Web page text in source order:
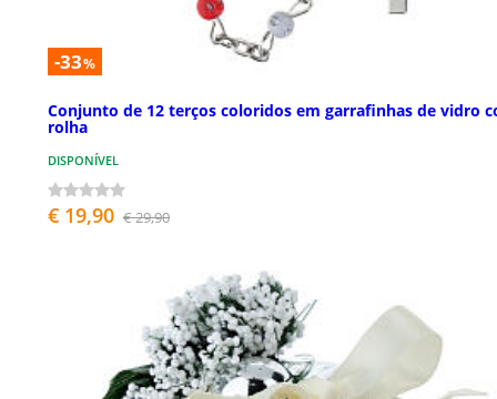
-33%
Conjunto de 12 terços coloridos em garrafinhas de vidro
rolha
DISPONÍVEL
€ 19,90 € 29,90